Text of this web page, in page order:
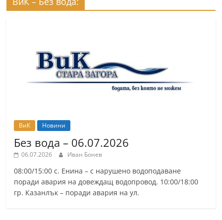
ВиК Новини
Без вода – 06.07.2026
06.07.2026 Иван Бонев
08:00/15:00 с. Енина – с нарушено водоподаване
поради авария на довеждащ водопровод. 10:00/18:00
гр. Казанлък – поради авария на ул.